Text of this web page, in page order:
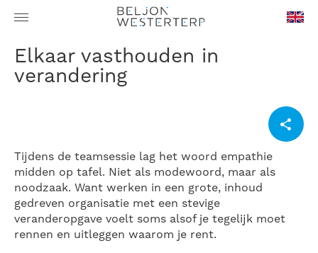
Elkaar vasthouden in
verandering
Tijdens de teamsessie lag het woord empathie
midden op tafel. Niet als modewoord, maar als
noodzaak. Want werken in een grote, inhoud
gedreven organisatie met een stevige
veranderopgave voelt soms alsof je tegelijk moet
rennen en uitleggen waarom je rent.